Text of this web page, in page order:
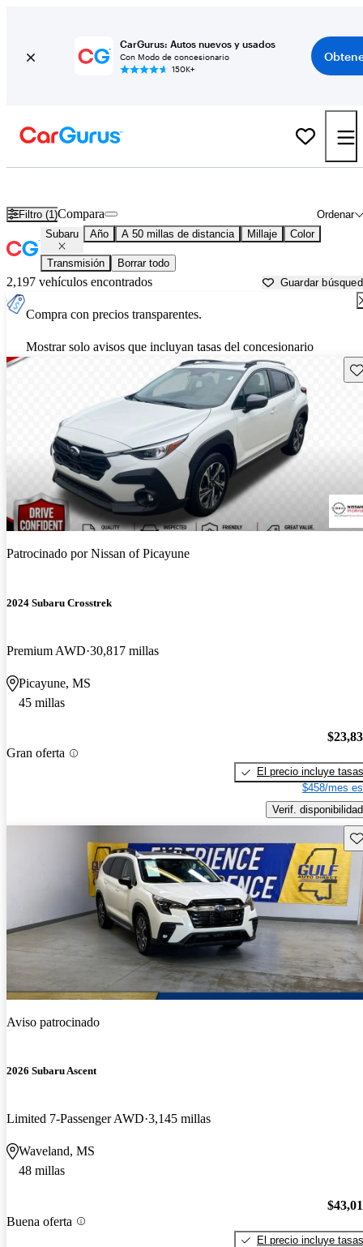
CarGurus: Autos nuevos y usados
Con Modo de concesionario
150K+
Filtro (1) Ordenar
Compara
Subaru Año A 50 millas de distancia Millaje Color
Transmisión Borrar todo
2,197 vehículos encontrados Guardar
Compra con precios transparentes.
Mostrar solo avisos que incluyan tasas del concesionario
Patrocinado porNissan of Picayune
2024 Subaru Crosstrek
Premium AWD 30,817 millas
Picayune, MS
45 millas
Gran oferta
El precio incluye tasas
$458/mes
Verif. disponibilidad
Aviso patrocinado
2026 Subaru Ascent
Limited 7-Passenger AWD 3,145 millas
Waveland, MS
48 millas
Buena oferta
El precio incluye tasas